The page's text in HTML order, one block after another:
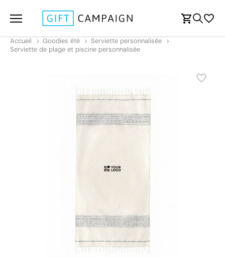
Accueil Goodies été
Serviette personnalisée
Serviette de plage et piscine personnalisée